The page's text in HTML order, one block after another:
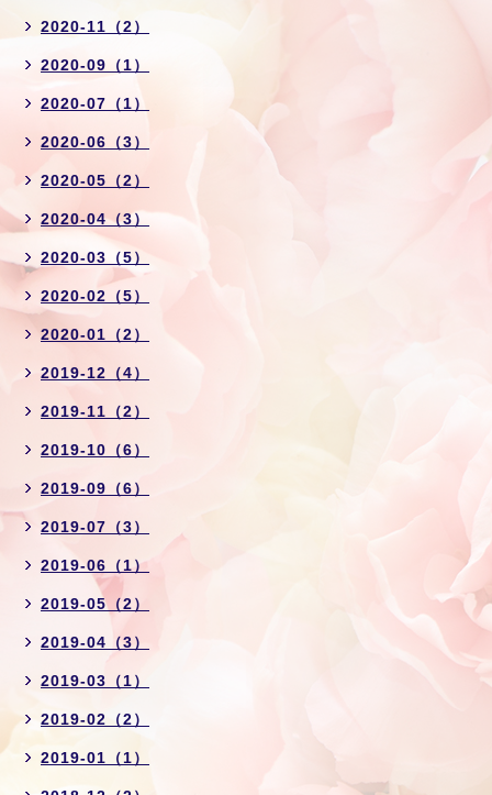
2020-11（2）
2020-09（1）
2020-07（1）
2020-06（3）
2020-05（2）
2020-04（3）
2020-03（5）
2020-02（5）
2020-01（2）
2019-12（4）
2019-11（2）
2019-10（6）
2019-09（6）
2019-07（3）
2019-06（1）
2019-05（2）
2019-04（3）
2019-03（1）
2019-02（2）
2019-01（1）